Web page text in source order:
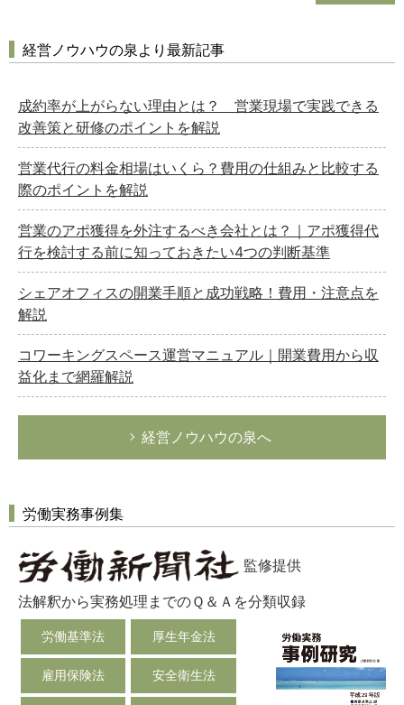
どのカテゴリーに投稿しますか？
選択してください
労務管理
企業法務
経営の知恵
総務の給湯室
秘書のノウハウ
次へ
経営ノウハウの泉より最新記事
成約率が上がらない理由とは？ 営業現場で実践できる
改善策と研修のポイントを解説
営業代行の料金相場はいくら？費用の仕組みと比較する
際のポイントを解説
営業のアポ獲得を外注するべき会社とは？｜アポ獲得代
行を検討する前に知っておきたい4つの判断基準
シェアオフィスの開業手順と成功戦略！費用・注意点を
解説
コワーキングスペース運営マニュアル｜開業費用から収
益化まで網羅解説
経営ノウハウの泉へ
労働実務事例集
監修提供
法解釈から実務処理までのＱ＆Ａを分類収録
労働基準法 厚生年金法
雇用保険法 安全衛生法